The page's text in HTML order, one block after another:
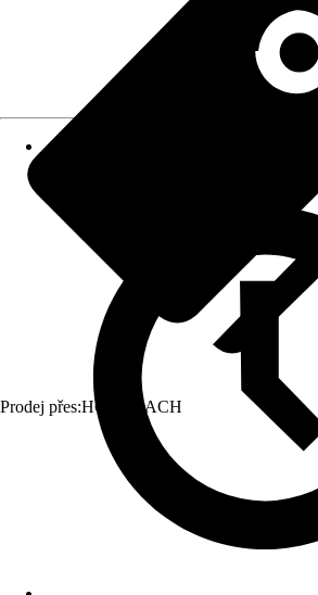
Prodej přes:HORNBACH